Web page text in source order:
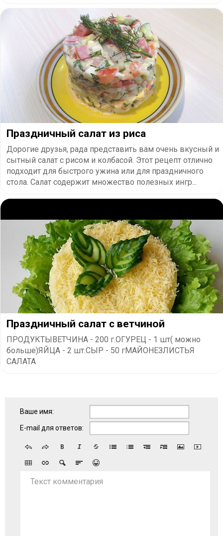
Праздничный салат из риса
Дорогие друзья, рада представить вам очень вкусный и
сытный салат с рисом и колбасой. Этот рецепт отлично
подходит для быстрого ужина или для праздничного
стола. Салат содержит множество полезных ингр...
Праздничный салат с ветчиной
ПРОДУКТЫВЕТЧИНА - 200 г.ОГУРЕЦ - 1 шт( можно
больше)ЯЙЦА - 2 шт.СЫР - 50 гМАЙОНЕЗЛИСТЬЯ
САЛАТА
Ваше имя:
E-mail для ответов:
Текст комментария